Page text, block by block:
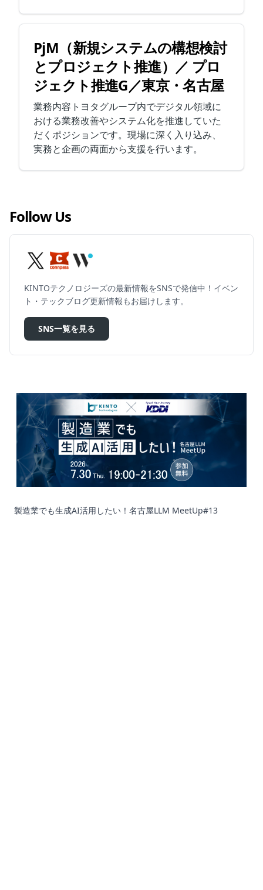
PjM（新規システムの構想検討
とプロジェクト推進）／ プロ
ジェクト推進G／東京・名古屋
業務内容トヨタグループ内でデジタル領域に
おける業務改善やシステム化を推進していた
だくポジションです。現場に深く入り込み、
実務と企画の両面から支援を行います。
Follow Us
KINTOテクノロジーズの最新情報をSNSで発信中！イベン
ト・テックブログ更新情報もお届けします。
SNS一覧を見る
製造業でも生成AI活用したい！名古屋LLM MeetUp#13